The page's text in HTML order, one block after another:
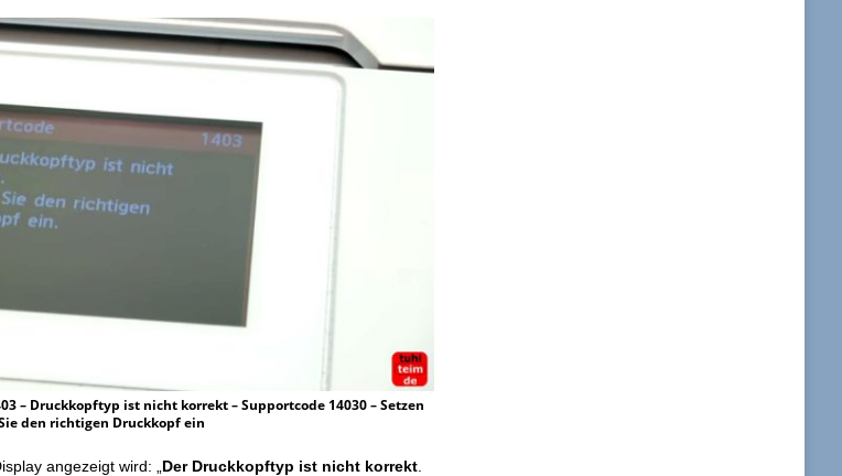
– Druckkopftyp ist nicht korrekt – Supportcode 14030 – Setzen
den richtigen Druckkopf ein
angezeigt wird: „ Der Druckkopftyp ist nicht korrekt